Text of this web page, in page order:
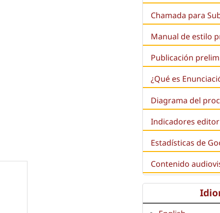
Chamada para
Manual de estilo
Publicación
¿Qué es
Diagrama del
Indicadores
Estadísticas de
Contenido